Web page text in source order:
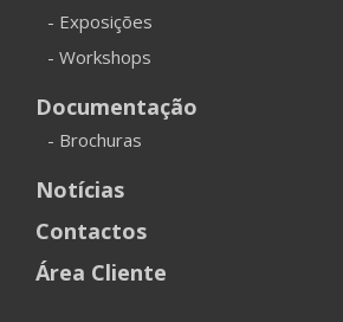
- Exposições
- Workshops
Documentação
- Brochuras
Notícias
Contactos
Área Cliente